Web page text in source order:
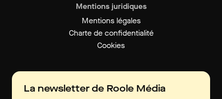
Mentions juridiques
Mentions légales
Charte de confidentialité
Cookies
La newsletter de Roole Média